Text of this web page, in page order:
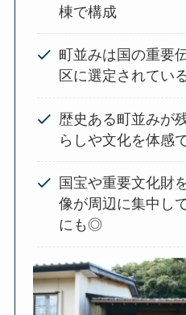
棟で構成
町並みは国の重要
区に選定されてい
歴史ある町並みが
らしや文化を体感
国宝や重要文化財
像が周辺に集中し
にも◎